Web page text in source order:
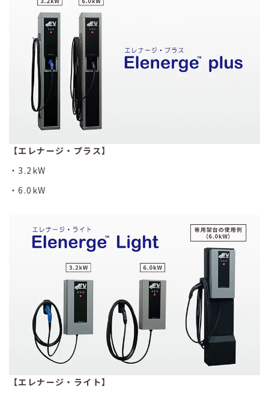
【エレナージ・プラス】
3.2kW
6.0kW
【エレナージ・ライト】